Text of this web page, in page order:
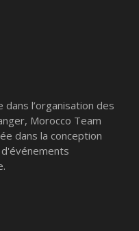
l’organisation des
Morocco Team
dans la conception